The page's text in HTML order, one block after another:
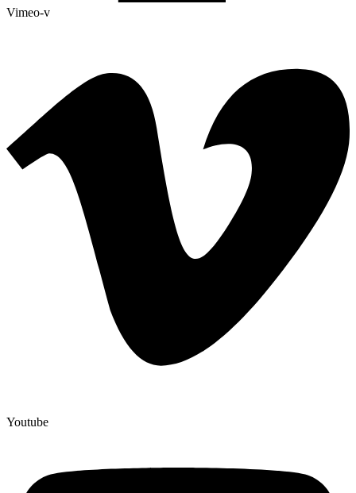
Vimeo-v
Youtube